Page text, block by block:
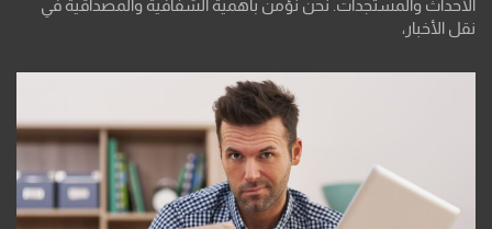
الأحداث والمستجدات. نحن نؤمن بأهمية الشفافية والمصداقية في
نقل الأخبار،